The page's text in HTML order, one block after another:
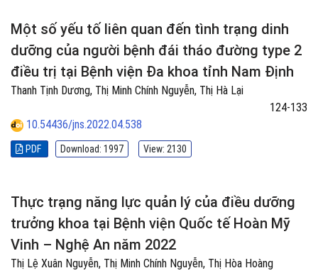
Một số yếu tố liên quan đến tình trạng dinh
dưỡng của người bệnh đái tháo đường type 2
điều trị tại Bệnh viện Đa khoa tỉnh Nam Định
Thanh Tịnh Dương, Thị Minh Chính Nguyễn, Thị Hà Lại
124-133
10.54436/jns.2022.04.538
PDF Download: 1997 View: 2130
Thực trạng năng lực quản lý của điều dưỡng
trưởng khoa tại Bệnh viện Quốc tế Hoàn Mỹ
Vinh – Nghệ An năm 2022
Thị Lệ Xuân Nguyễn, Thị Minh Chính Nguyễn, Thị Hòa Hoàng